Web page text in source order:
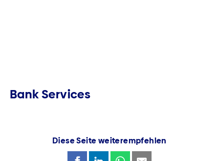
Bank Services
Diese Seite weiterempfehlen